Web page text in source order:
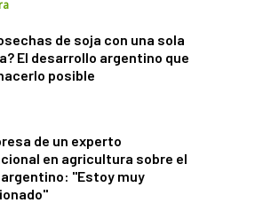
de soja con una sola
El desarrollo argentino que
posible
de un experto
en agricultura sobre el
"Estoy muy